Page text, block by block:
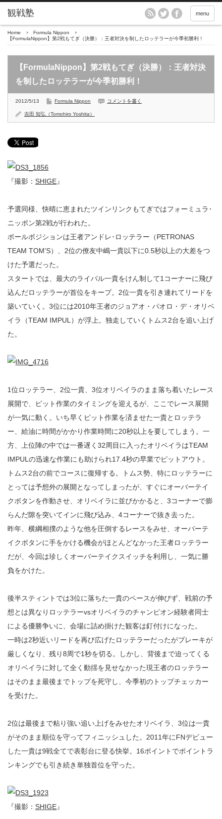
menu
Home
Formula Nippon
【FormulaNippon】第2戦もてぎ（決勝）：王者対決を制したロッテラーが今季初勝利！
【FormulaNippon】第2戦もてぎ（決勝）：王者対決
を制したロッテラーが今季初勝利！
2012/5/13 Formula Nippon コメントを書く
吉田 知弘（Tomohiro Yoshita）
『撮影： SHIGE』
予選同様、快晴に恵まれたツインリンクもてぎではフォーミュラ･
ニッポン第2戦が行われた。
ポールポジションは王者アンドレ･ロッテラー（PETRONAS
TEAM TOM’S）、2位の僚友中嶋一貴以下に0.5秒以上の大差をつ
けた予選だった。
スタートでは、最大のライバル一貴をけん制して1コーナーに飛び
込んだロッテラーが首位をキープ。2位一貴を引き連れてリードを
築いていく。3位には2010年王者のジョアオ・パオロ・デ・オリベ
イラ（TEAM IMPUL）が浮上。独走していくトムス2台を追い上げ
た。
1位ロッテラー、2位一貴、3位オリベイラのまま落ち着いたレース
展開で、ピット作業のタイミングを迎えるが、ここでレース展開
が一気に動く。いち早くピット作業を済ませた一貴とロッテラ
ー、給油に時間がかかり作業時間に20秒以上を要してしまう。一
方、上位陣の中では一番遅く32周目に入ったオリベイラはTEAM
IMPULの迅速な作業にも助けられ17.4秒の早業でピットアウト。
トムス2台の前でコースに復帰する。トムス勢、特にロッテラーに
とっては予想外の展開となってしまったが、すぐにオーバーテイ
クボタンを作動させ、オリベイラに並びかかると、3コーナーで膨
らんだ隙を突いてインに飛び込み、4コーナーで抜き去った。
昨年、横綱相撲のような他を圧倒するレースをみせ、オーバーテ
イクボタンに手をかける機会がほとんどなかった王者ロッテラー
だが、今回は珍しくオーバーテイクスイッチを利用し、一気に勝
負をかけた。
後半スティントでは3位に落ちた一貴のペースが伸びず、戦前の予
想とは異なりロッテラーvsオリベイラのチャンピオン経験者同士
による優勝争いに、会場に詰め掛けた観客は釘付けになった。
一時は2秒近いリードを再び広げたロッテラーだったがブレーキが
厳しくなり、残り8周で1秒を切る。しかし、背後まで迫ってくる
オリベイラに対して全く動揺を見せなかった現王者のロッテラー
はそのまま最後までトップを死守し、今季初のトップチェッカー
を受けた。
2位は最後まで粘り強い追い上げをみせたオリベイラ、3位は一貴
がそのまま順位を守ってフィニッシュした。2011年にFNデビュー
した一貴は9戦全てで表彰台に登る快挙。16ポイントでポイントラ
ンキングでも引き続き単独首位を守った。
『撮影： SHIGE』